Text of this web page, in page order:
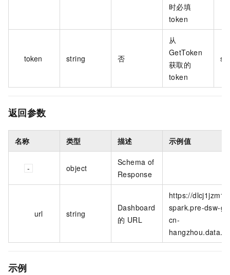
时必填
token
token string 否
从
GetToken
获取的
token
返回参数
名称 类型 描述 示例值
object
Schema of
Response
url string
Dashboard
的 URL
https://
spark.pre-dsw-
cn-
示例